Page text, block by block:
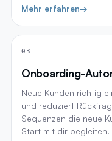
Mehr erfahren→
03
Onboarding-
Neue Kunden richtig
und reduziert
Sequenzen die neue
Start mit dir begleiten.